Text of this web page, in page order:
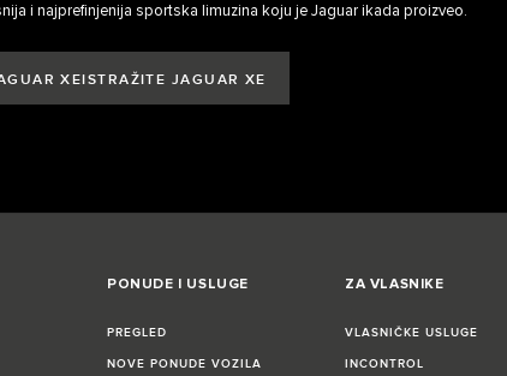
i najprefinjenija sportska limuzina koju je Jaguar ikada proizveo.
XEISTRAŽITE JAGUAR XE
PONUDE I USLUGE
PREGLED
NOVE PONUDE VOZILA
ZA VLASNIKE
VLASNIČKE USLUGE
INCONTROL